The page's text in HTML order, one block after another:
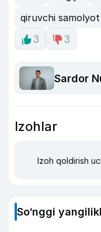
qiruvchi samolyot
3
3
Sardor
Izohlar
Izoh qoldirish
So‘nggi